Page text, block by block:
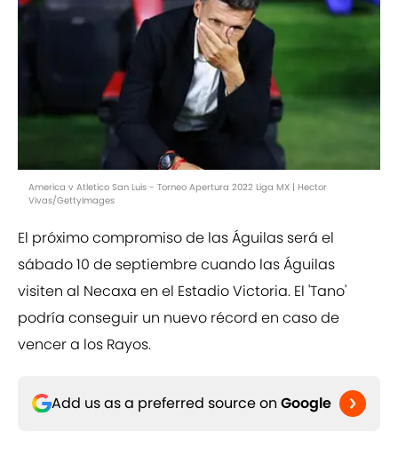
America v Atletico San Luis - Torneo Apertura 2022 Liga MX | Hector
Vivas/GettyImages
El próximo compromiso de las Águilas será el
sábado 10 de septiembre cuando las Águilas
visiten al Necaxa en el Estadio Victoria. El 'Tano'
podría conseguir un nuevo récord en caso de
vencer a los Rayos.
Add us as a preferred source on Google